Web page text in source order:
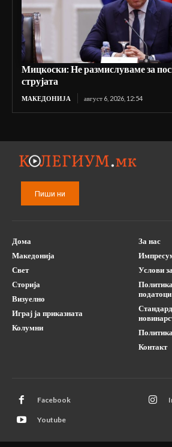
Мицкоски: Не размислуваме за
струјата
МАКЕДОНИЈА август 6, 2026, 12:54
Пиши ни
Дома
Македонија
Свет
Сторија
Визуелно
Играј ја приказната
Колумни
За нас
Услови
податоци
Контакт
Facebook
Youtube